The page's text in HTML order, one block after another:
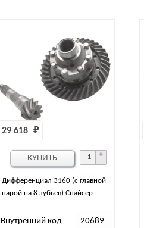
Дифференциал 3160 (с главной
парой на 8 зубьев) Спайсер
29 618 ₽
Внутренний код 20689
КУПИТЬ